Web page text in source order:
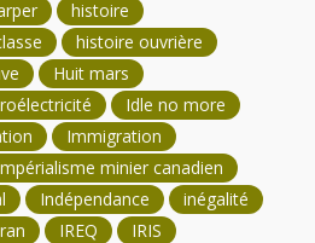
histoire
histoire ouvrière
Huit mars
Idle no more
Immigration
minier canadien
Indépendance
inégalité
IREQ
IRIS